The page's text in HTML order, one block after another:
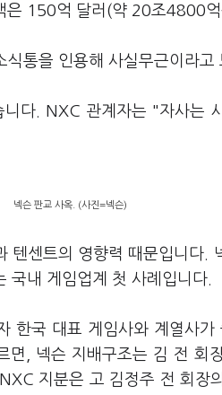
은 150억 달러(약 20조4800억
통을 인용해 사실무근이라고
다. NXC 관계자는 "자사는
넥슨 판교 사옥. (사진=넥슨)
텐센트의 영향력 때문입니다
국내 게임업계 첫 사례입니다.
한국 대표 게임사와 계열사
면, 넥슨 지배구조는 김 전
지분은 고 김정주 전 회장